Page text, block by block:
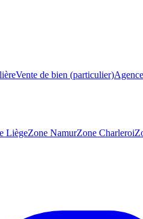
Vente de bien (particulier)
LiègeZone NamurZone Charleroi